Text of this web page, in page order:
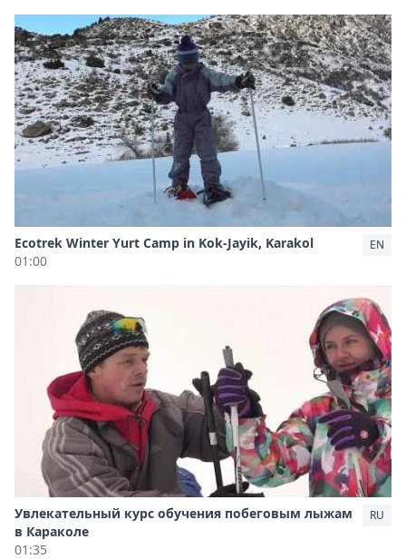
Ecotrek Winter Yurt Camp in Kok-Jayik, Karakol
01:00
EN
Увлекательный курс обучения побеговым лыжам
в Караколе
01:35
RU